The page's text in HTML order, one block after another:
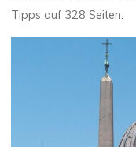
Tipps auf 328 Seiten.